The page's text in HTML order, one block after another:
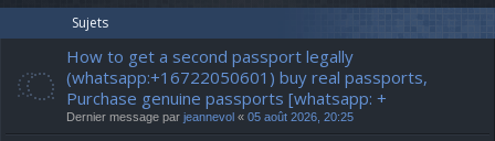
h
Sujets
How to get a second passport legally
(whatsapp:+16722050601) buy real passports,
Purchase genuine passports [whatsapp: +
Dernier message par jeannevol « 05 août 2026, 20:25